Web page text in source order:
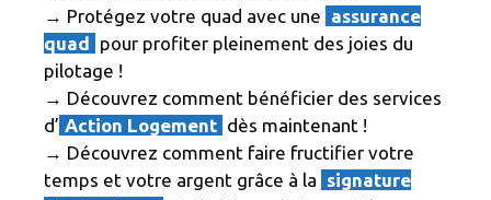
→ Protégez votre quad avec une assurance
quad pour profiter pleinement des joies du
pilotage !
→ Découvrez comment bénéficier des services
d’ Action Logement dès maintenant !
→ Découvrez comment faire fructifier votre
temps et votre argent grâce à la signature